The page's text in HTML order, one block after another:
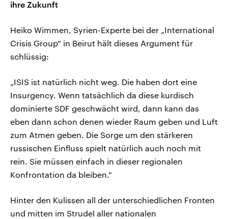
ihre Zukunft
Heiko Wimmen, Syrien-Experte bei der „International
Crisis Group“ in Beirut hält dieses Argument für
schlüssig:
„ISIS ist natürlich nicht weg. Die haben dort eine
Insurgency. Wenn tatsächlich da diese kurdisch
dominierte SDF geschwächt wird, dann kann das
eben dann schon denen wieder Raum geben und Luft
zum Atmen geben. Die Sorge um den stärkeren
russischen Einfluss spielt natürlich auch noch mit
rein. Sie müssen einfach in dieser regionalen
Konfrontation da bleiben.“
Hinter den Kulissen all der unterschiedlichen Fronten
und mitten im Strudel aller nationalen